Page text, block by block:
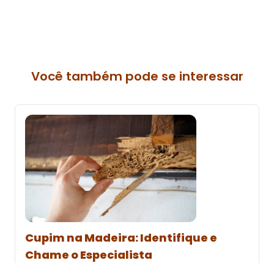
Você também pode se interessar
Cupim na Madeira: Identifique e
Chame o Especialista